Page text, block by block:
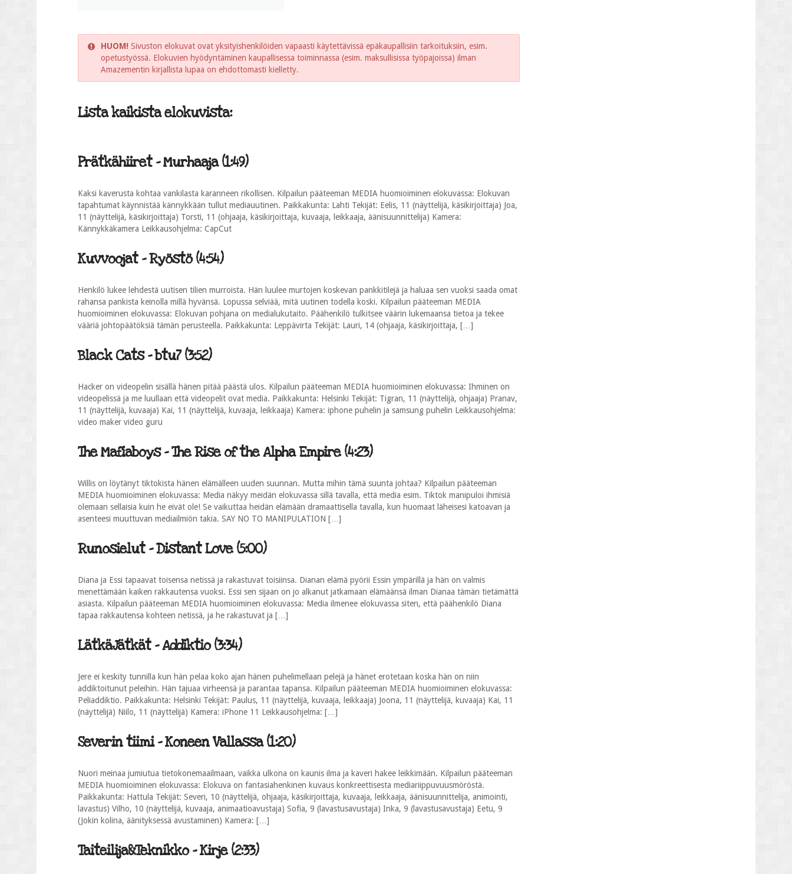
HUOM! Sivuston elokuvat ovat yksityishenkilöiden vapaasti käytettävissä epäkaupallisiin tarkoituksiin, esim.
opetustyössä. Elokuvien hyödyntäminen kaupallisessa toiminnassa (esim. maksullisissa työpajoissa) ilman
Amazementin kirjallista lupaa on ehdottomasti kielletty.
Lista kaikista elokuvista:
Prätkähiiret - Murhaaja (1:49)
Kaksi kaverusta kohtaa vankilasta karanneen rikollisen. Kilpailun pääteeman MEDIA huomioiminen elokuvassa: Elokuvan
tapahtumat käynnistää kännykkään tullut mediauutinen. Paikkakunta: Lahti Tekijät: Eelis, 11 (näyttelijä, käsikirjoittaja) Joa,
11 (näyttelijä, käsikirjoittaja) Torsti, 11 (ohjaaja, käsikirjoittaja, kuvaaja, leikkaaja, äänisuunnittelija) Kamera:
Kännykkäkamera Leikkausohjelma: CapCut
Kuvvoojat - Ryöstö (4:54)
Henkilö lukee lehdestä uutisen tilien murroista. Hän luulee murtojen koskevan pankkitilejä ja haluaa sen vuoksi saada omat
rahansa pankista keinolla millä hyvänsä. Lopussa selviää, mitä uutinen todella koski. Kilpailun pääteeman MEDIA
huomioiminen elokuvassa: Elokuvan pohjana on medialukutaito. Päähenkilö tulkitsee väärin lukemaansa tietoa ja tekee
vääriä johtopäätöksiä tämän perusteella. Paikkakunta: Leppävirta Tekijät: Lauri, 14 (ohjaaja, käsikirjoittaja, […]
Black Cats - btu7 (3:52)
Hacker on videopelin sisällä hänen pitää päästä ulos. Kilpailun pääteeman MEDIA huomioiminen elokuvassa: Ihminen on
videopelissä ja me luullaan että videopelit ovat media. Paikkakunta: Helsinki Tekijät: Tigran, 11 (näyttelijä, ohjaaja) Pranav,
11 (näyttelijä, kuvaaja) Kai, 11 (näyttelijä, kuvaaja, leikkaaja) Kamera: iphone puhelin ja samsung puhelin Leikkausohjelma:
video maker video guru
The Mafiaboys - The Rise of the Alpha Empire (4:23)
Willis on löytänyt tiktokista hänen elämälleen uuden suunnan. Mutta mihin tämä suunta johtaa? Kilpailun pääteeman
MEDIA huomioiminen elokuvassa: Media näkyy meidän elokuvassa sillä tavalla, että media esim. Tiktok manipuloi ihmisiä
olemaan sellaisia kuin he eivät ole! Se vaikuttaa heidän elämään dramaattisella tavalla, kun huomaat läheisesi katoavan ja
asenteesi muuttuvan mediailmiön takia. SAY NO TO MANIPULATION […]
Runosielut - Distant Love (5:00)
Diana ja Essi tapaavat toisensa netissä ja rakastuvat toisiinsa. Dianan elämä pyörii Essin ympärillä ja hän on valmis
menettämään kaiken rakkautensa vuoksi. Essi sen sijaan on jo alkanut jatkamaan elämäänsä ilman Dianaa tämän tietämättä
asiasta. Kilpailun pääteeman MEDIA huomioiminen elokuvassa: Media ilmenee elokuvassa siten, että päähenkilö Diana
tapaa rakkautensa kohteen netissä, ja he rakastuvat ja […]
LätkäJätkät - Addiktio (3:34)
Jere ei keskity tunnilla kun hän pelaa koko ajan hänen puhelimellaan pelejä ja hänet erotetaan koska hän on niin
addiktoitunut peleihin. Hän tajuaa virheensä ja parantaa tapansa. Kilpailun pääteeman MEDIA huomioiminen elokuvassa:
Peliaddiktio. Paikkakunta: Helsinki Tekijät: Paulus, 11 (näyttelijä, kuvaaja, leikkaaja) Joona, 11 (näyttelijä, kuvaaja) Kai, 11
(näyttelijä) Niilo, 11 (näyttelijä) Kamera: iPhone 11 Leikkausohjelma: […]
Severin tiimi - Koneen Vallassa (1:20)
Nuori meinaa jumiutua tietokonemaailmaan, vaikka ulkona on kaunis ilma ja kaveri hakee leikkimään. Kilpailun pääteeman
MEDIA huomioiminen elokuvassa: Elokuva on fantasiahenkinen kuvaus konkreettisesta mediariippuvuusmöröstä.
Paikkakunta: Hattula Tekijät: Severi, 10 (näyttelijä, ohjaaja, käsikirjoittaja, kuvaaja, leikkaaja, äänisuunnittelija, animointi,
lavastus) Vilho, 10 (näyttelijä, kuvaaja, animaatioavustaja) Sofia, 9 (lavastusavustaja) Inka, 9 (lavastusavustaja) Eetu, 9
(Jokin kolina, äänityksessä avustaminen) Kamera: […]
Taiteilija&Teknikko - Kirje (2:33)